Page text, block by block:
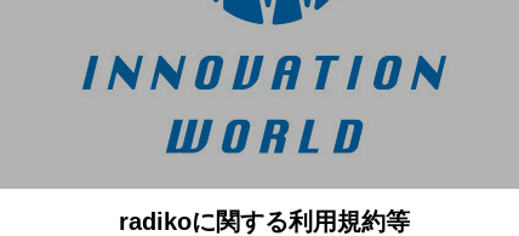
radikoに関する利用規約等